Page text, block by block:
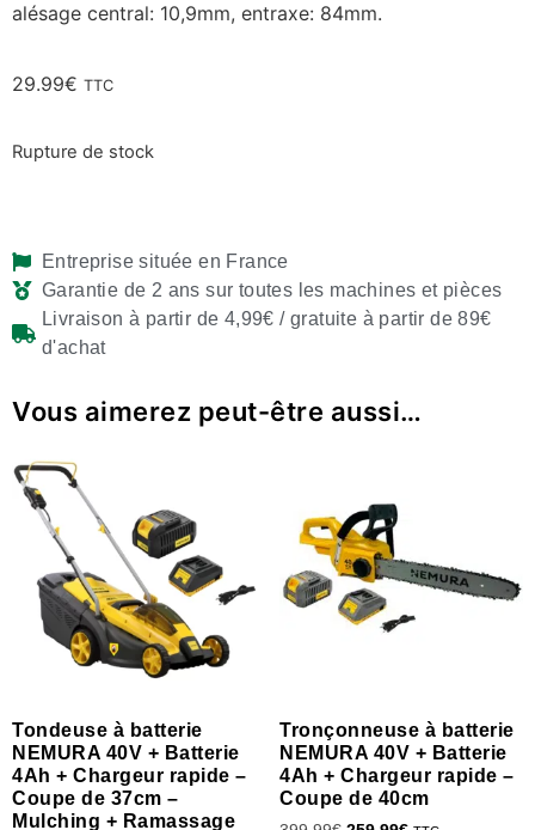
alésage central: 10,9mm, entraxe: 84mm.
29.99€ TTC
Rupture de stock
Entreprise située en France
Garantie de 2 ans sur toutes les machines et pièces
Livraison à partir de 4,99€ / gratuite à partir de 89€
d'achat
Vous aimerez peut-être aussi…
Tondeuse à batterie
NEMURA 40V + Batterie
4Ah + Chargeur rapide –
Coupe de 37cm –
Mulching + Ramassage
Tronçonneuse à batterie
NEMURA 40V + Batterie
4Ah + Chargeur rapide –
Coupe de 40cm